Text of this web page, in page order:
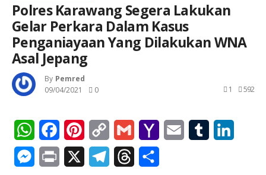
Polres Karawang Segera Lakukan
Gelar Perkara Dalam Kasus
Penganiayaan Yang Dilakukan WNA
Asal Jepang
By Pemred
09/04/2021
0 592
1
WhatsAppFacebookPinterest
Copy
Link
Gmail
Yahoo
Email Tumblr
Messenger
Print TelegramThreads